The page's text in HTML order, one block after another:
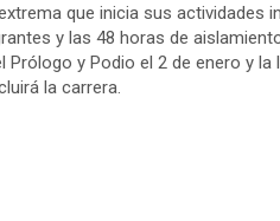
que inicia sus actividades
y las 48 horas de
Prólogo y Podio el 2 de enero y
la carrera.